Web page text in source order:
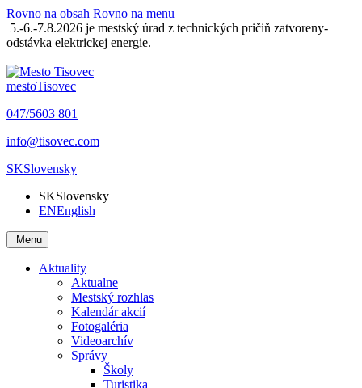
Rovno na obsah Rovno na menu
5.-6.-7.8.2026 je mestský úrad z technických pričiň zatvoreny-
odstávka elektrickej energie.
mestoTisovec
047/5603 801
info@tisovec.com
SKSlovensky
SKSlovensky
ENEnglish
Menu
Aktuality
Aktualne
Mestský rozhlas
Kalendár akcií
Fotogaléria
Videoarchív
Správy
Školy
Turistika